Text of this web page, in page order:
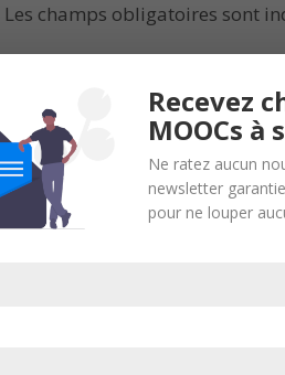
Les champs obligatoires sont
Recevez
MOOCs à
Ne ratez aucun
newsletter
pour ne louper